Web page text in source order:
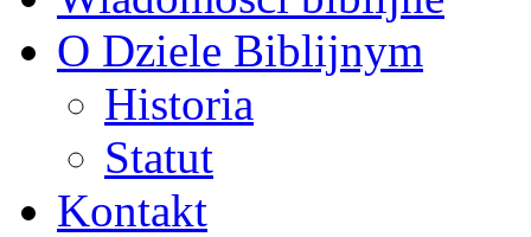
O Dziele Biblijnym
Historia
Statut
Kontakt